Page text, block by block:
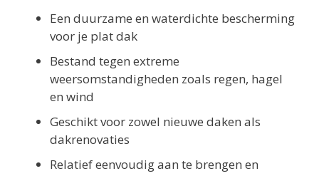
Een duurzame en waterdichte bescherming
voor je plat dak
Bestand tegen extreme
weersomstandigheden zoals regen, hagel
en wind
Geschikt voor zowel nieuwe daken als
dakrenovaties
Relatief eenvoudig aan te brengen en